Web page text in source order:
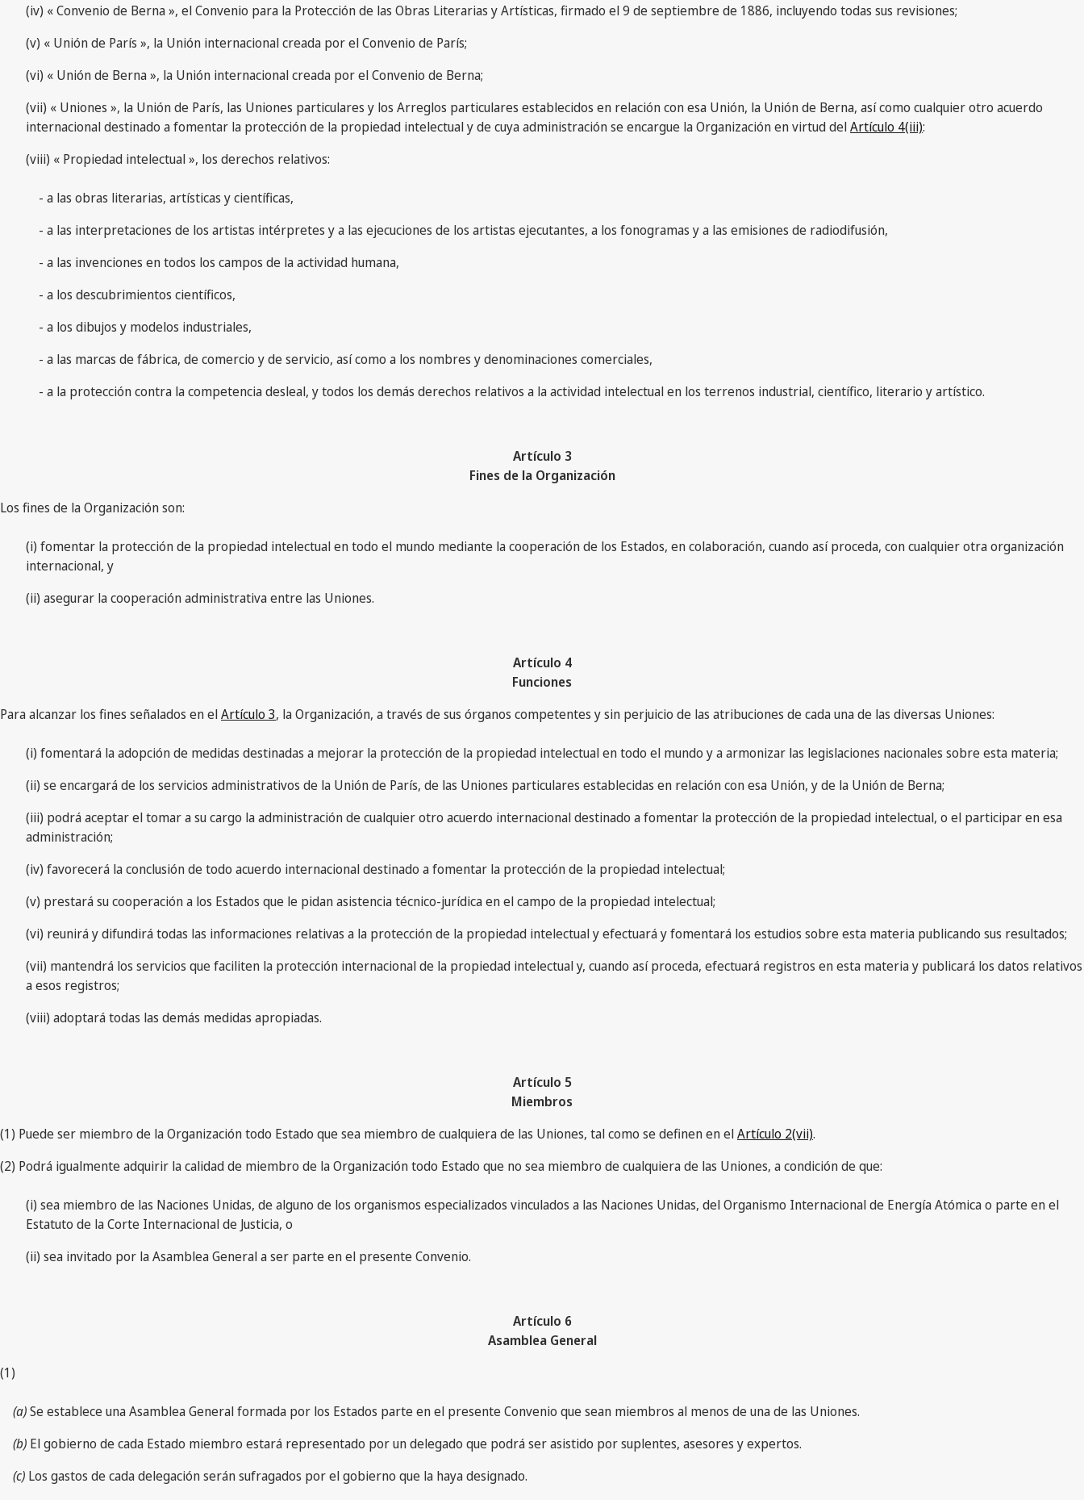
(iv) « Convenio de Berna », el Convenio para la Protección de las Obras Literarias y Artísticas, firmado el 9 de septiembre de 1886, incluyendo todas sus revisiones;
(v) « Unión de París », la Unión internacional creada por el Convenio de París;
(vi) « Unión de Berna », la Unión internacional creada por el Convenio de Berna;
(vii) « Uniones », la Unión de París, las Uniones particulares y los Arreglos particulares establecidos en relación con esa Unión, la Unión de Berna, así como cualquier otro acuerdo
internacional destinado a fomentar la protección de la propiedad intelectual y de cuya administración se encargue la Organización en virtud delArtículo 4(iii):
(viii) « Propiedad intelectual », los derechos relativos:
- a las obras literarias, artísticas y científicas,
- a las interpretaciones de los artistas intérpretes y a las ejecuciones de los artistas ejecutantes, a los fonogramas y a las emisiones de radiodifusión,
- a las invenciones en todos los campos de la actividad humana,
- a los descubrimientos científicos,
- a los dibujos y modelos industriales,
- a las marcas de fábrica, de comercio y de servicio, así como a los nombres y denominaciones comerciales,
- a la protección contra la competencia desleal, y todos los demás derechos relativos a la actividad intelectual en los terrenos industrial, científico, literario y artístico.
Artículo 3
Fines de la Organización
Los fines de la Organización son:
(i) fomentar la protección de la propiedad intelectual en todo el mundo mediante la cooperación de los Estados, en colaboración, cuando así proceda, con cualquier otra organización
internacional, y
(ii) asegurar la cooperación administrativa entre las Uniones.
Artículo 4
Funciones
Para alcanzar los fines señalados en elArtículo 3, la Organización, a través de sus órganos competentes y sin perjuicio de las atribuciones de cada una de las diversas Uniones:
(i) fomentará la adopción de medidas destinadas a mejorar la protección de la propiedad intelectual en todo el mundo y a armonizar las legislaciones nacionales sobre esta materia;
(ii) se encargará de los servicios administrativos de la Unión de París, de las Uniones particulares establecidas en relación con esa Unión, y de la Unión de Berna;
(iii) podrá aceptar el tomar a su cargo la administración de cualquier otro acuerdo internacional destinado a fomentar la protección de la propiedad intelectual, o el participar en esa
administración;
(iv) favorecerá la conclusión de todo acuerdo internacional destinado a fomentar la protección de la propiedad intelectual;
(v) prestará su cooperación a los Estados que le pidan asistencia técnico-jurídica en el campo de la propiedad intelectual;
(vi) reunirá y difundirá todas las informaciones relativas a la protección de la propiedad intelectual y efectuará y fomentará los estudios sobre esta materia publicando sus resultados;
(vii) mantendrá los servicios que faciliten la protección internacional de la propiedad intelectual y, cuando así proceda, efectuará registros en esta materia y publicará los datos relativos
a esos registros;
(viii) adoptará todas las demás medidas apropiadas.
Artículo 5
Miembros
(1) Puede ser miembro de la Organización todo Estado que sea miembro de cualquiera de las Uniones, tal como se definen en elArtículo 2(vii).
(2) Podrá igualmente adquirir la calidad de miembro de la Organización todo Estado que no sea miembro de cualquiera de las Uniones, a condición de que:
(i) sea miembro de las Naciones Unidas, de alguno de los organismos especializados vinculados a las Naciones Unidas, del Organismo Internacional de Energía Atómica o parte en el
Estatuto de la Corte Internacional de Justicia, o
(ii) sea invitado por la Asamblea General a ser parte en el presente Convenio.
Artículo 6
Asamblea General
(1)
(a)Se establece una Asamblea General formada por los Estados parte en el presente Convenio que sean miembros al menos de una de las Uniones.
(b) El gobierno de cada Estado miembro estará representado por un delegado que podrá ser asistido por suplentes, asesores y expertos.
(c) Los gastos de cada delegación serán sufragados por el gobierno que la haya designado.